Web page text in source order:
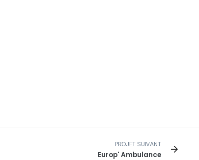
PROJET SUIVANT
Europ' Ambulance